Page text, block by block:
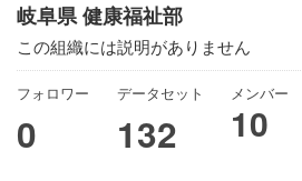
岐阜県 健康福祉部
この組織には説明がありません
フォロワー
0
データセット
132
メンバー
10